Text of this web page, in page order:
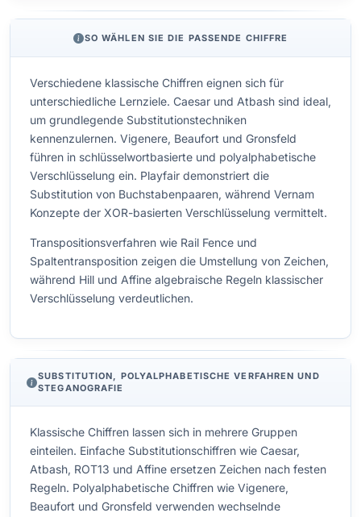
SO WÄHLEN SIE DIE PASSENDE CHIFFRE
Verschiedene klassische Chiffren eignen sich für
unterschiedliche Lernziele. Caesar und Atbash sind ideal,
um grundlegende Substitutionstechniken
kennenzulernen. Vigenere, Beaufort und Gronsfeld
führen in schlüsselwortbasierte und polyalphabetische
Verschlüsselung ein. Playfair demonstriert die
Substitution von Buchstabenpaaren, während Vernam
Konzepte der XOR-basierten Verschlüsselung vermittelt.
Transpositionsverfahren wie Rail Fence und
Spaltentransposition zeigen die Umstellung von Zeichen,
während Hill und Affine algebraische Regeln klassischer
Verschlüsselung verdeutlichen.
SUBSTITUTION, POLYALPHABETISCHE VERFAHREN UND
STEGANOGRAFIE
Klassische Chiffren lassen sich in mehrere Gruppen
einteilen. Einfache Substitutionschiffren wie Caesar,
Atbash, ROT13 und Affine ersetzen Zeichen nach festen
Regeln. Polyalphabetische Chiffren wie Vigenere,
Beaufort und Gronsfeld verwenden wechselnde